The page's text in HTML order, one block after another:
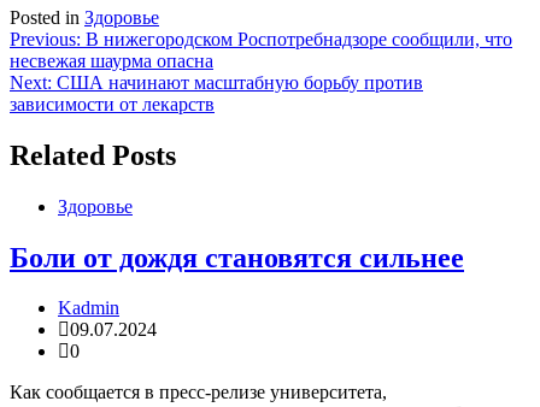
Posted in Здоровье
Навигация
по
записям
Previous: В нижегородском Роспотребнадзоре сообщили, что
несвежая шаурма опасна
Next: США начинают масштабную борьбу против
зависимости от лекарств
Related Posts
Здоровье
Боли от дождя становятся сильнее
Kadmin
09.07.2024
0
Как сообщается в пресс-релизе университета,